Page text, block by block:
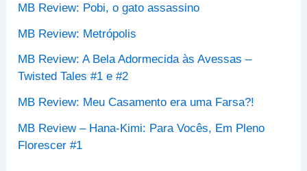
o
:
MB Review: Pobi, o gato assassino
MB Review: Metrópolis
MB Review: A Bela Adormecida às Avessas –
Twisted Tales #1 e #2
MB Review: Meu Casamento era uma Farsa?!
MB Review – Hana-Kimi: Para Vocês, Em Pleno
Florescer #1